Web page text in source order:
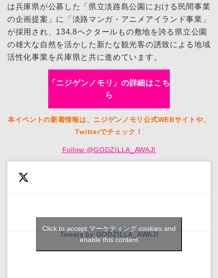
は兵庫県が公募した「県立淡路島公園における民間事業
の企画提案」に「淡路マンガ・アニメアイランド事業」
が採用され、134.8ヘクタールもの敷地を誇る県立公園
の雄大な自然を活かした新たな観光客の誘致による地域
活性化事業を兵庫県と共に進めています。
「ニジゲンノモリ」の詳細はこち
ら
本イベントの新着情報は、ニジゲンノモリ公式WEBサイトや、
Twitterでチェック！
Follow @GODZILLA_AWAJI
Tweets by GODZILLA_AWAJI
Click to accept マーケティング cookies and
enable this content